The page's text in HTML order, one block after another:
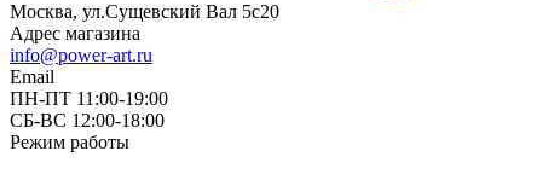
Москва, ул.Сущевский Вал 5с20
Адрес магазина
info@power-art.ru
Email
ПН-ПТ 11:00-19:00
СБ-ВС 12:00-18:00
Режим работы